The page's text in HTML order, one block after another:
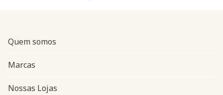
Quem somos
Marcas
Nossas Lojas